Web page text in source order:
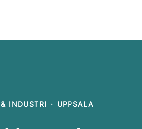
INDUSTRI · UPPSALA